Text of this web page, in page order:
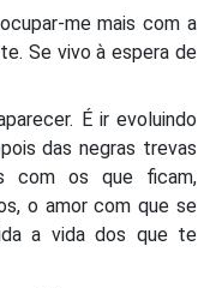
me mais com a
Se vivo à espera de
É ir evoluindo
das negras trevas
com os que ficam,
o amor com que se
a vida dos que te